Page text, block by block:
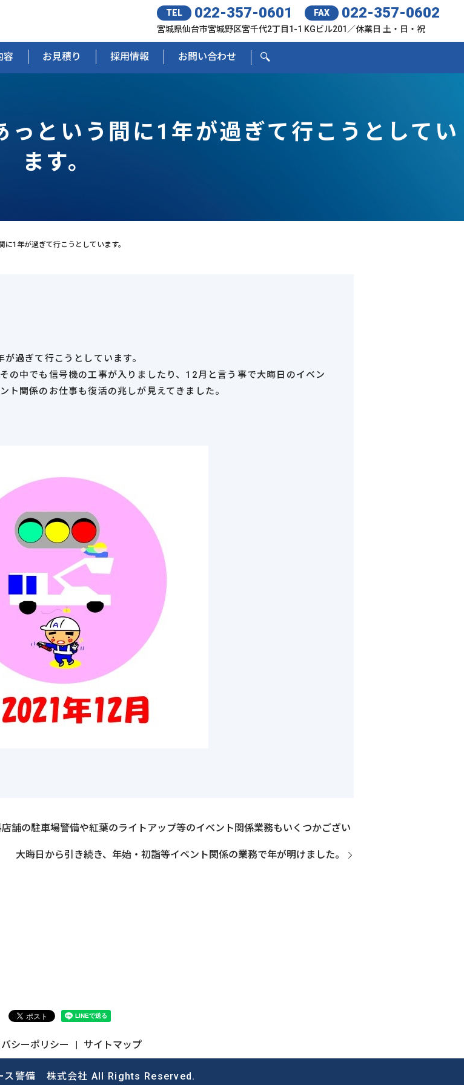
TEL 022-357-0601 FAX 022-357-0602
宮城県仙台市宮城野区宮千代2丁目1-1 KGビル201／休業日 土・日・祝
容 お見積り 採用情報 お問い合わせ
という間に1年が過ぎて行こうとしてい
ます。
1年が過ぎて行こうとしています。
過ぎて行こうとしています。
の中でも信号機の工事が入りましたり、12月と言う事で大晦日のイベン
ト関係のお仕事も復活の兆しが見えてきました。
舗の駐車場警備や紅葉のライトアップ等のイベント関係業務もいくつかござい
大晦日から引き続き、年始・初詣等イベント関係の業務で年が明けました。
シーポリシー サイトマップ
警備 株式会社 All Rights Reserved.